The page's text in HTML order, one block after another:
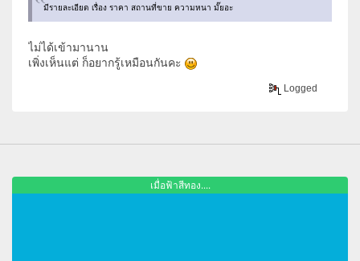
มีรายละเอียด เรื่อง ราคา สถานที่ขาย ความหนา มั๊ยอะ
ไม่ได้เข้ามานาน
เพิ่งเห็นแต่ ก็อยากรู้เหมือนกันคะ
Logged
เมื่อฟ้าสีทอง....